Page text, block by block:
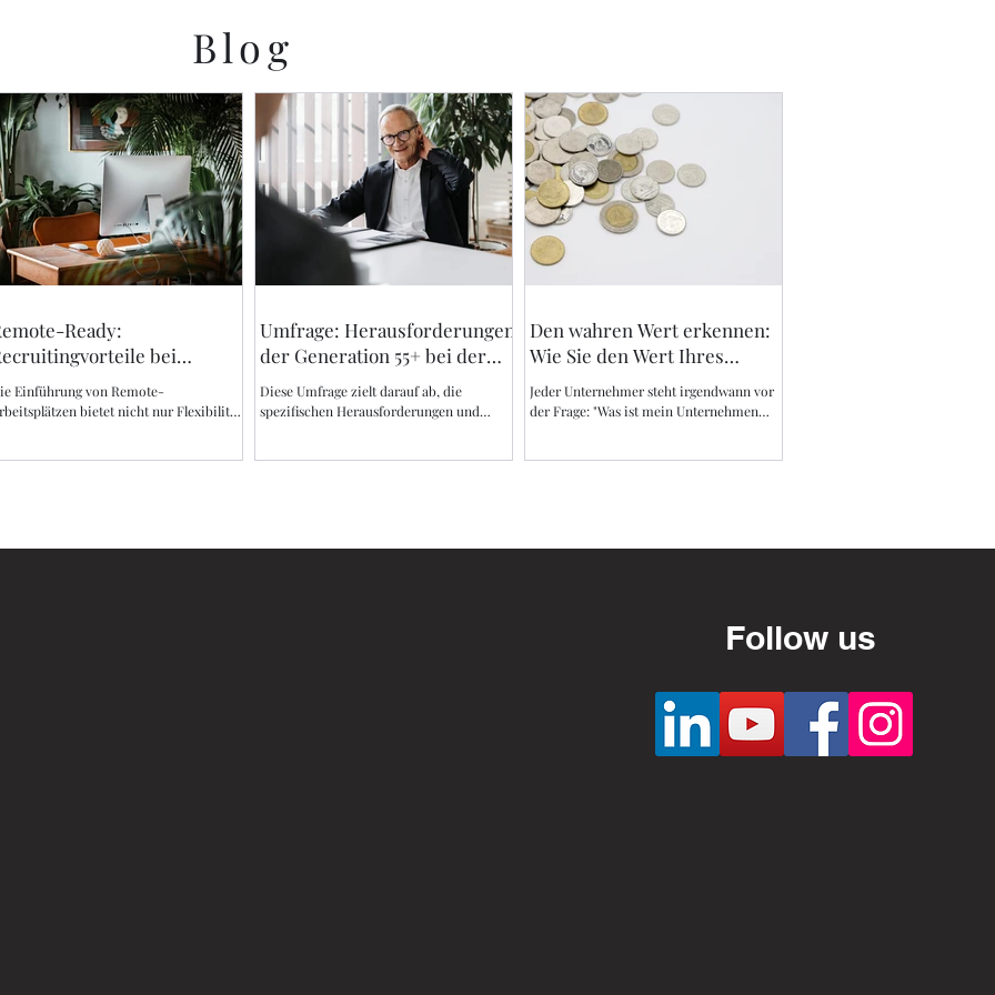
Blog
Ready:
bei
Einführung von Remote-
bietet nicht nur Flexibilität
Umfrage: Herausforderungen
der Generation 55+ bei der
Jobsuche
Diese Umfrage zielt darauf ab, die
spezifischen Herausforderungen und
Den wahren Wert erkennen:
Wie Sie den Wert Ihres
Unternehmens bestimmen
können.
Jeder Unternehmer steht irgendwann vor
der Frage: "Was ist mein Unternehmen
Follow us